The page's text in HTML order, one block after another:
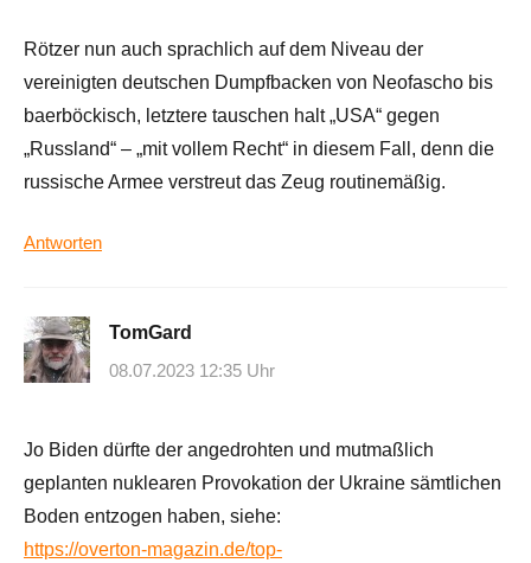
Rötzer nun auch sprachlich auf dem Niveau der
vereinigten deutschen Dumpfbacken von Neofascho bis
baerböckisch, letztere tauschen halt „USA“ gegen
„Russland“ – „mit vollem Recht“ in diesem Fall, denn die
russische Armee verstreut das Zeug routinemäßig.
Antworten
TomGard
08.07.2023 12:35 Uhr
Jo Biden dürfte der angedrohten und mutmaßlich
geplanten nuklearen Provokation der Ukraine sämtlichen
Boden entzogen haben, siehe:
https://overton-magazin.de/top-